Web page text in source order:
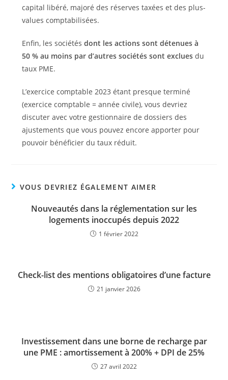
capital libéré, majoré des réserves taxées et des plus-
values comptabilisées.
Enfin, les sociétés dont les actions sont détenues à
50 % au moins par d’autres sociétés sont excluesdu
taux PME.
L’exercice comptable 2023 étant presque terminé
(exercice comptable = année civile), vous devriez
discuter avec votre gestionnaire de dossiers des
ajustements que vous pouvez encore apporter pour
pouvoir bénéficier du taux réduit.
VOUS DEVRIEZ ÉGALEMENT AIMER
Nouveautés dans la réglementation sur les
logements inoccupés depuis 2022
1 février 2022
Check-list des mentions obligatoires d’une facture
21 janvier 2026
Investissement dans une borne de recharge par
une PME : amortissement à 200% + DPI de 25%
27 avril 2022